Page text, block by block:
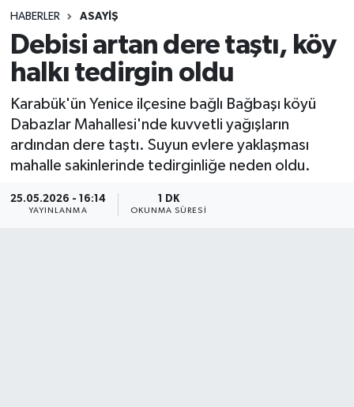
HABERLER ASAYIŞ
Debisi artan dere taştı, köy
halkı tedirgin oldu
Karabük'ün Yenice ilçesine bağlı Bağbaşı köyü
Dabazlar Mahallesi'nde kuvvetli yağışların
ardından dere taştı. Suyun evlere yaklaşması
mahalle sakinlerinde tedirginliğe neden oldu.
25.05.2026 - 16:14
YAYINLANMA
1 DK
OKUNMA SÜRESI
Spor
Teknoloji
Yaşam